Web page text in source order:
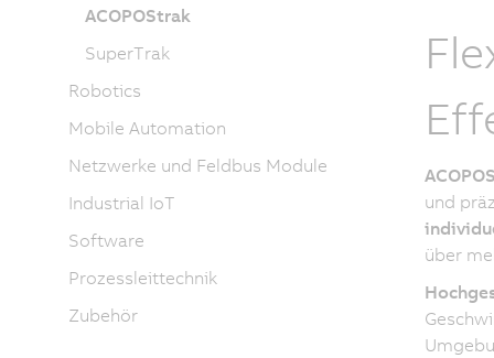
und
über
ACOPOStrak
SuperTrak
Robotics
Mobile Automation
Netzwerke und Feldbus Module
Industrial IoT
Software
Prozessleittechnik
Zubehör